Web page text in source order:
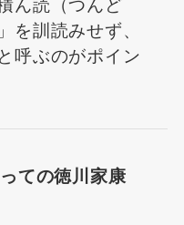
ん読（つんど
を訓読みせず、
呼ぶのがポイン
ての徳川家康